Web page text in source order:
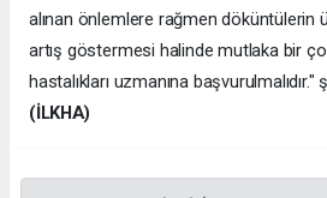
alınan önlemlere rağmen döküntülerin
artış göstermesi halinde mutlaka bir
hastalıkları uzmanına başvurulmalıdır."
(İLKHA)